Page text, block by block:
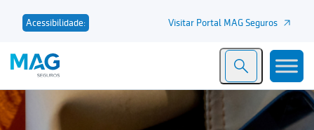
Acessibilidade: Visitar Portal MAG Seguros